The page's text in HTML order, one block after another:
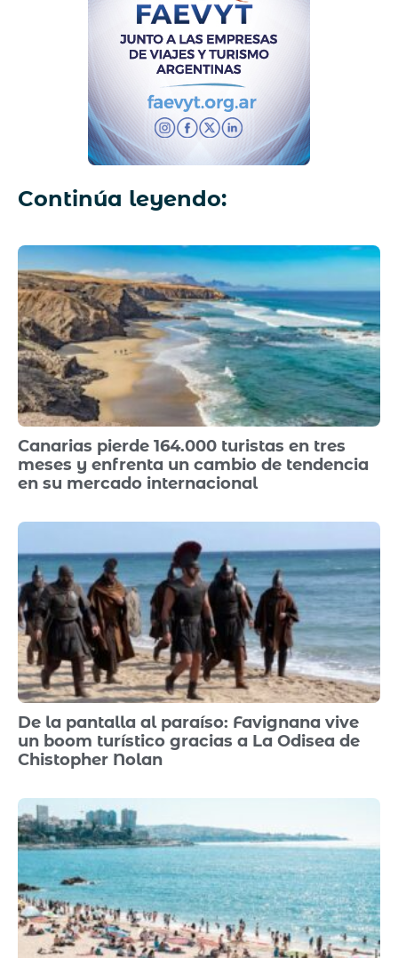
Continúa leyendo:
Canarias pierde 164.000 turistas en tres
meses y enfrenta un cambio de tendencia
en su mercado internacional
De la pantalla al paraíso: Favignana vive
un boom turístico gracias a La Odisea de
Chistopher Nolan